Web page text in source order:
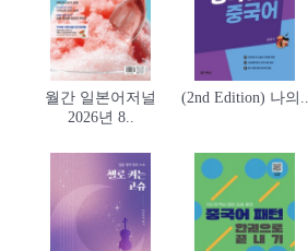
월간 일본어저널
2026년 8..
(2nd Edition) 나의..